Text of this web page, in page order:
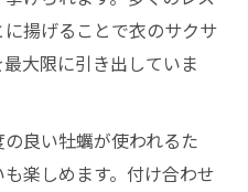
揚げることで衣のサクサ
大限に引き出していま
良い牡蠣が使われるた
楽しめます。付け合わせ